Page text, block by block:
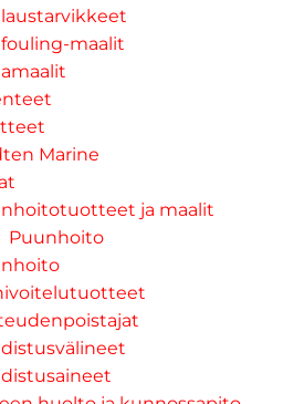
maalit
Marine
ja maalit
Puunhoito